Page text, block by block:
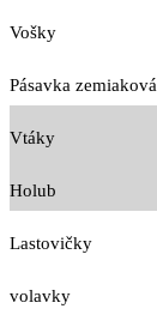
Vošky
Pásavka zemiaková
Vtáky
Holub
Lastovičky
volavky